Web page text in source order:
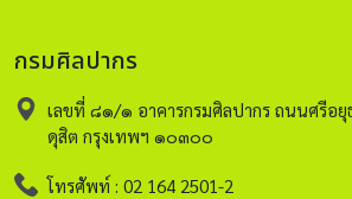
กรมศิลปากร
เลขที่ ๘๑/๑ อาคารกรมศิลปากร ถนนศรีอยุ
ดุสิต กรุงเทพฯ ๑๐๓๐๐
โทรศัพท์ : 02 164 2501-2